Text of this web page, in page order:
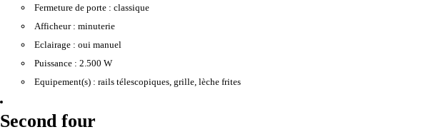
Fermeture de porte : classique
Afficheur : minuterie
Eclairage : oui manuel
Puissance : 2.500 W
Equipement(s) : rails télescopiques, grille, lèche frites
Second four